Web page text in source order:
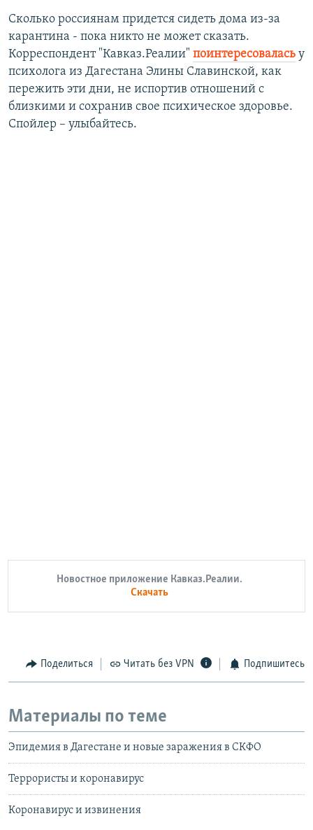
Сколько россиянам придется сидеть дома из-за
карантина - пока никто не может сказать.
Корреспондент "Кавказ.Реалии" поинтересовалась у
психолога из Дагестана Элины Славинской, как
пережить эти дни, не испортив отношений с
близкими и сохранив свое психическое здоровье.
Спойлер – улыбайтесь.
Новостное приложение Кавказ.Реалии.
Скачать
Поделиться Читать без VPN Подпишитесь
Материалы по теме
Эпидемия в Дагестане и новые заражения в СКФО
Террористы и коронавирус
Коронавирус и извинения